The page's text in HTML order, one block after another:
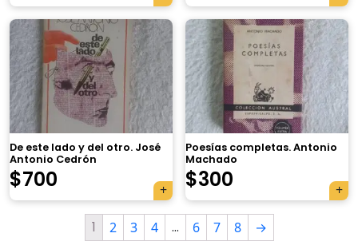
De este lado y del otro. José
Antonio Cedrón
$700
Poesías completas. Antonio
Machado
$300
1 2 3 4 … 6 7 8 →
×
Tu carrito está vacío.
Agregá un producto y aparecerá acá
automáticamente.